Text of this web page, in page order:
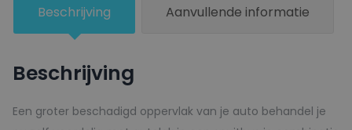
-
aantal
Beschrijving Aanvullende informatie
Beschrijving
Een groter beschadigd oppervlak van je auto behandel je